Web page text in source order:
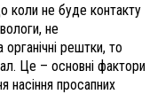
коли не буде контакту
не
рештки, то
Це – основні фактори
насіння просапних